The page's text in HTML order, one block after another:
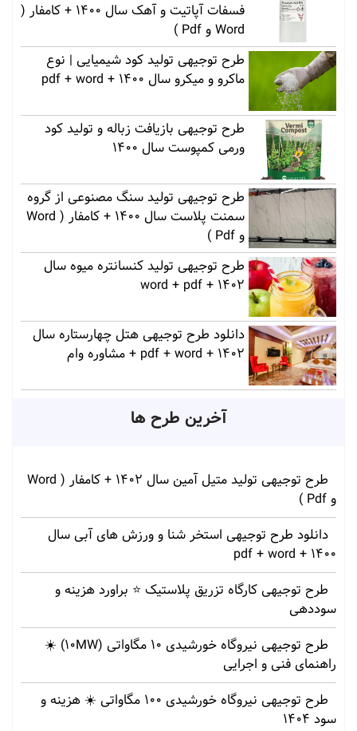
فسفات آپاتیت و آهک سال 1400 + کامفار (
Word و Pdf )
طرح توجیهی تولید کود شیمیایی | نوع
ماکرو و میکرو سال 1400 + pdf + word
طرح توجیهی بازیافت زباله و تولید کود
ورمی کمپوست سال 1400
طرح توجیهی تولید سنگ مصنوعی از گروه
سمنت پلاست سال 1400 + کامفار ( Word
و Pdf )
طرح توجیهی تولید کنسانتره میوه سال
1402 + word + pdf
دانلود طرح توجیهی هتل چهارستاره سال
1402 + pdf + word + مشاوره وام
آخرین طرح ها
طرح توجیهی تولید متیل آمین سال 1402 + کامفار ( Word
و Pdf )
دانلود طرح توجیهی استخر شنا و ورزش های آبی سال
1400 + pdf + word
طرح توجیهی کارگاه تزریق پلاستیک ⭐ براورد هزینه و
سوددهی
طرح توجیهی نیروگاه خورشیدی 10 مگاواتی (10MW) ☀️
راهنمای فنی و اجرایی
طرح توجیهی نیروگاه خورشیدی 100 مگاواتی ☀️ هزینه‌ و
سود 1404